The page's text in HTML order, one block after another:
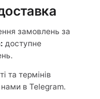
замовлень за
доступне
та термінів
в Telegram.